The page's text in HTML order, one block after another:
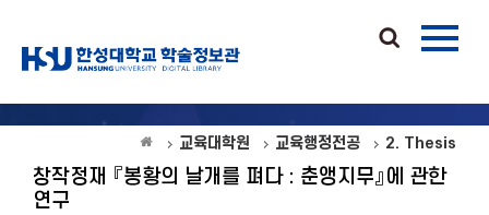
교육대학원 교육행정전공 2. Thesis
창작정재 『봉황의 날개를 펴다 : 춘앵지무』에 관한
연구